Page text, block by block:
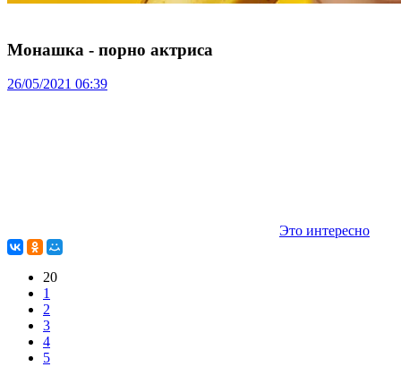
Монашка - порно актриса
26/05/2021 06:39
Это интересно
20
1
2
3
4
5